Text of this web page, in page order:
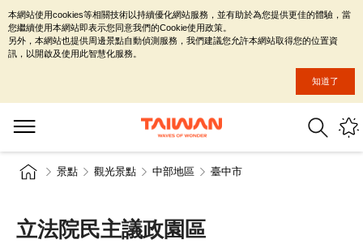
景點 觀光景點 中部地區 臺中市
立法院民主議政園區
本網站使用cookies等相關技術以持續優化網站服務，並有助於為您提供更佳的體驗，當
您繼續使用本網站即表示您同意我們的Cookie使用政策。
另外，本網站也提供周邊景點自動偵測服務，我們建議您允許本網站取得您的位置資
訊，以開啟及使用此智慧化服務。
知道了